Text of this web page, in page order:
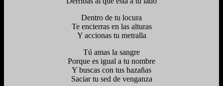
Dentro de tu locura
Te encierras en las alturas
Y accionas tu metralla
Tú amas la sangre
Porque es igual a tu nombre
Y buscas con tus hazañas
Saciar tu sed de venganza